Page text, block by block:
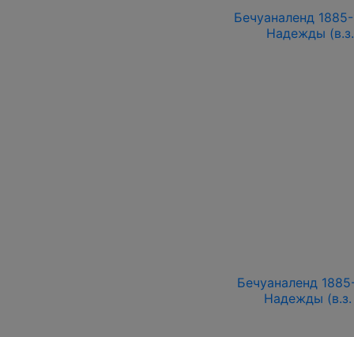
Бечуаналенд
Надежды
Бечуаналенд
Надежды